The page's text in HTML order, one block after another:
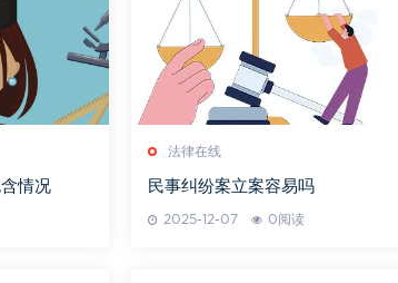
情况
法律在线
民事纠纷案立案容易吗
2025-12-07 0阅读